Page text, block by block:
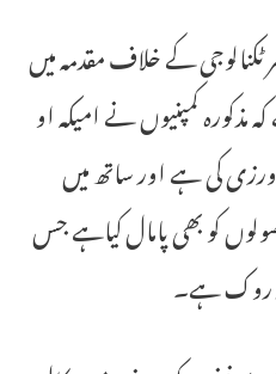
کے خلاف مقدمہ میں
کمپنیوں نے امیکہ او
ورزی کی ہے اور ساتھ میں
کو بھی پامال کیاہے جس
روک ہے۔